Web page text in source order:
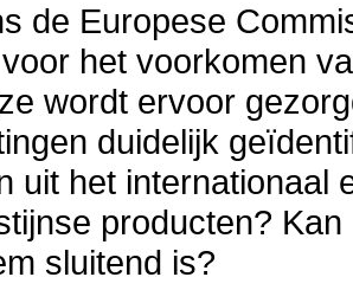
de Europese
het voorkomen
wordt ervoor
duidelijk
uit het internationaal
producten?
sluitend is?